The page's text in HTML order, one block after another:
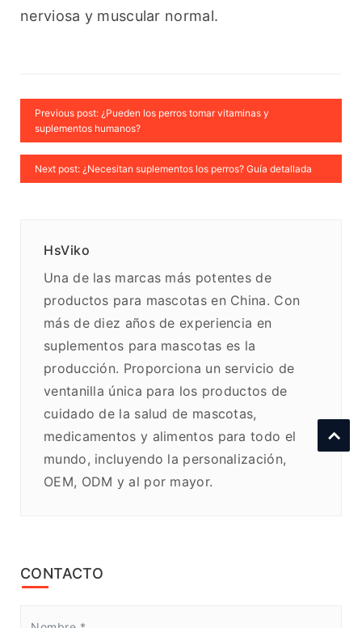
nerviosa y muscular normal.
Previous post: ¿Pueden los perros tomar vitaminas y
suplementos humanos?
Next post: ¿Necesitan suplementos los perros? Guía detallada
HsViko
Una de las marcas más potentes de
productos para mascotas en China. Con
más de diez años de experiencia en
suplementos para mascotas es la
producción. Proporciona un servicio de
ventanilla única para los productos de
cuidado de la salud de mascotas,
medicamentos y alimentos para todo el
mundo, incluyendo la personalización,
OEM, ODM y al por mayor.
CONTACTO